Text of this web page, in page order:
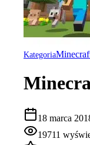
Kategoria
18 marca
19711